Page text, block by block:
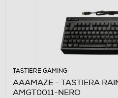
TASTIERE GAMING
AAAMAZE - TASTIERA
AMGT0011-NERO